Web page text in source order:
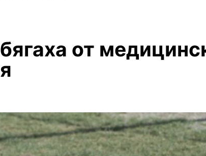
от